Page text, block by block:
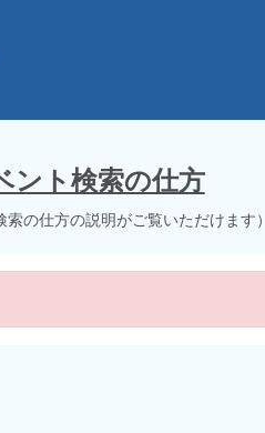
ント検索の仕方
索の仕方の説明がご覧いただけます）